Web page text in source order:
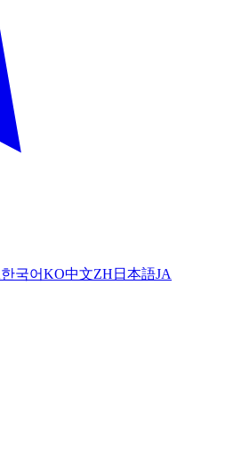
한국어KO中文ZH 日本語JA